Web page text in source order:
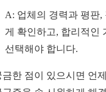
A: 업체의 경력과 평판
게 확인하고, 합리적인
선택해야 합니다.
금한 점이 있으시면 언